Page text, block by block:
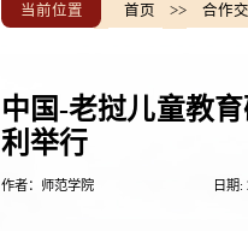
当前位置 首页 >> 合作
中国-老挝儿童教
利举行
作者：师范学院 日期: